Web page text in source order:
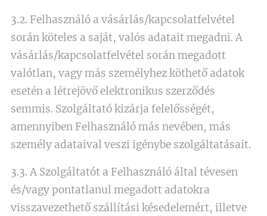
3.2. Felhasználó a vásárlás/kapcsolatfelvétel
során köteles a saját, valós adatait megadni. A
vásárlás/kapcsolatfelvétel során megadott
valótlan, vagy más személyhez köthető adatok
esetén a létrejövő elektronikus szerződés
semmis. Szolgáltató kizárja felelősségét,
amennyiben Felhasználó más nevében, más
személy adataival veszi igénybe szolgáltatásait.
3.3. A Szolgáltatót a Felhasználó által tévesen
és/vagy pontatlanul megadott adatokra
visszavezethető szállítási késedelemért, illetve